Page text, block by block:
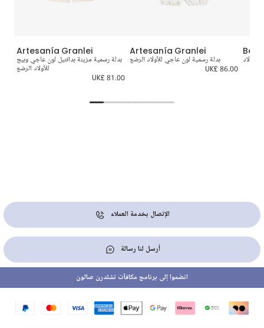
Artesanía Granlei
بدلة رسمية مزينة بدانتيل لون عاجي وبيج
للأولاد الرضع
UK£ 81.00
Artesanía Granlei
بدلة رسمية لون عاجي للأولاد الرضع
UK£ 86.00
الإتصال بخدمة العملاء
أرسل لنا رسالة
انضموا إلى برنامج مكافآت تشلدرن صالون